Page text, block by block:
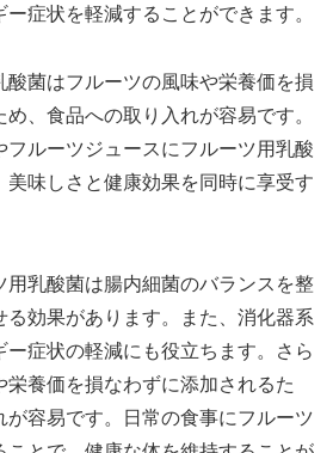
症状を軽減することができます。
酸菌はフルーツの風味や栄養価を損
、食品への取り入れが容易です。
フルーツジュースにフルーツ用乳酸
美味しさと健康効果を同時に享受す
用乳酸菌は腸内細菌のバランスを整
る効果があります。また、消化器系
症状の軽減にも役立ちます。さら
栄養価を損なわずに添加されるた
が容易です。日常の食事にフルーツ